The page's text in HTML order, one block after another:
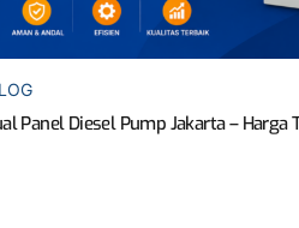
Panel Diesel Pump Jakarta – Harga